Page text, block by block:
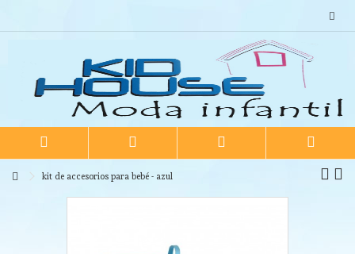
kit de accesorios para bebé - azul